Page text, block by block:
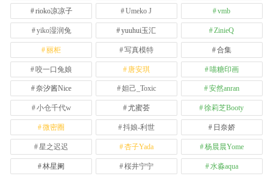
rioko凉凉子 Umeko J vmb
yiko湿润兔 yuuhui玉汇 ZinieQ
丽柜 写真模特 合集
咬一口兔娘 唐安琪 喵糖印画
奈汐酱Nice 妲己_Toxic 安然anran
小仓千代w 尤蜜荟 徐莉芝Booty
微密圈 抖娘-利世 日奈娇
星之迟迟 杏子Yada 杨晨晨Yome
林星阑 桜井宁宁 水淼aqua